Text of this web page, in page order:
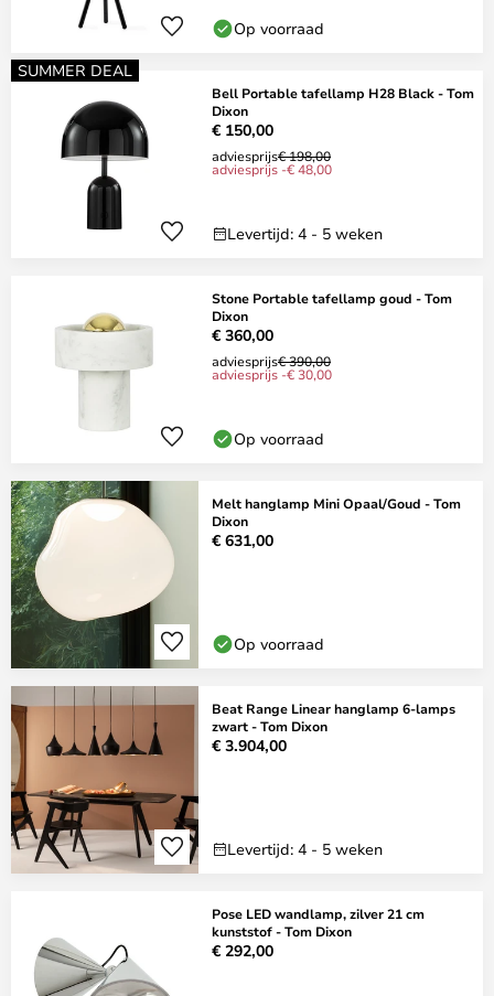
Op voorraad
SUMMER DEAL
Bell Portable tafellamp H28 Black - Tom
Dixon
€ 150,00
adviesprijs€ 198,00
adviesprijs -€ 48,00
Levertijd: 4 - 5 weken
Stone Portable tafellamp goud - Tom
Dixon
€ 360,00
adviesprijs€ 390,00
adviesprijs -€ 30,00
Op voorraad
Melt hanglamp Mini Opaal/Goud - Tom
Dixon
€ 631,00
Op voorraad
Beat Range Linear hanglamp 6-lamps
zwart - Tom Dixon
€ 3.904,00
Levertijd: 4 - 5 weken
Pose LED wandlamp, zilver 21 cm
kunststof - Tom Dixon
€ 292,00